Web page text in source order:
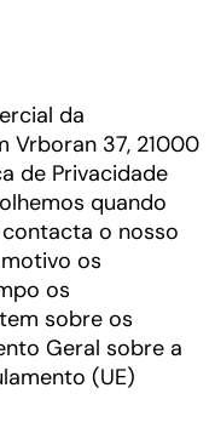
da
Vrboran 37, 21000
de Privacidade
quando
o nosso
os
os
sobre os
Geral sobre a
(UE)